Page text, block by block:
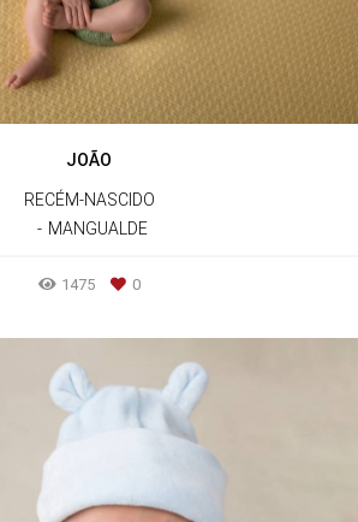
JOÃO
RECÉM-NASCIDO
MANGUALDE
1475 0